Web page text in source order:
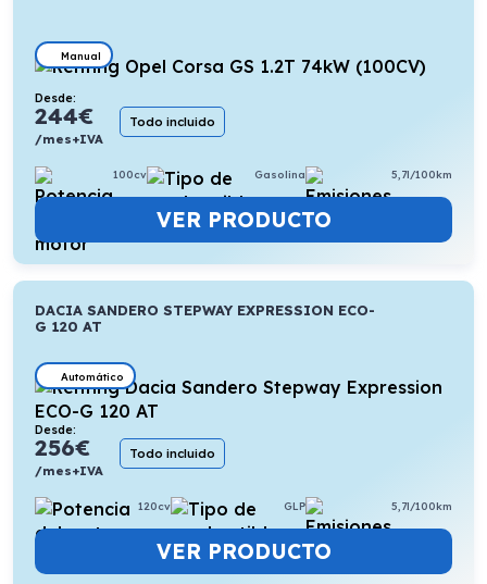
Manual
Desde:
244€
/mes+IVA
Todo incluido
100cv Gasolina 5,7l/100km
VER PRODUCTO
DACIA SANDERO STEPWAY EXPRESSION ECO-
G 120 AT
Automático
Desde:
256€
/mes+IVA
Todo incluido
120cv GLP 5,7l/100km
VER PRODUCTO